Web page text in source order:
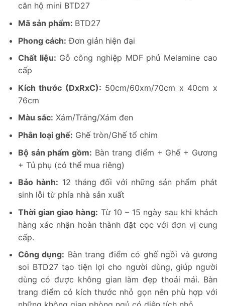
căn hộ mini BTD27
Mã sản phẩm: BTD27
Phong cách: Đơn giản hiện đại
Chất liệu: Gỗ công nghiệp MDF phủ Melamine cao
cấp
Kích thước (DxRxC): 50cm/60xm/70cm x 40cm x
76cm
Màu sắc: Xám/Trắng/Xám đen
Phân loại ghế: Ghế tròn/Ghế tổ chim
Bộ sản phẩm gồm: Bàn trang điểm + Ghế + Gương
+ Tủ phụ (có thể mua riêng)
Bảo hành: 12 tháng đối với những sản phẩm phát
sinh lỗi từ phía nhà sản xuất
Thời gian giao hàng: Từ 10 – 15 ngày sau khi khách
hàng xác nhận hoàn thành đặt cọc với đơn vị cung
cấp.
Công dụng: Bàn trang điểm có ghế ngồi và gương
soi BTD27 tạo tiện lợi cho người dùng, giúp người
dùng có được không gian làm đẹp thoải mái. Bàn
trang điểm có kích thước nhỏ gọn nên phù hợp với